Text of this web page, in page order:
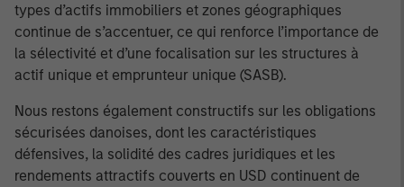
types d’actifs immobiliers et zones géographiques
continue de s’accentuer, ce qui renforce l’importance de
la sélectivité et d’une focalisation sur les structures à
actif unique et emprunteur unique (SASB).
Nous restons également constructifs sur les obligations
sécurisées danoises, dont les caractéristiques
défensives, la solidité des cadres juridiques et les
rendements attractifs couverts en USD continuent de